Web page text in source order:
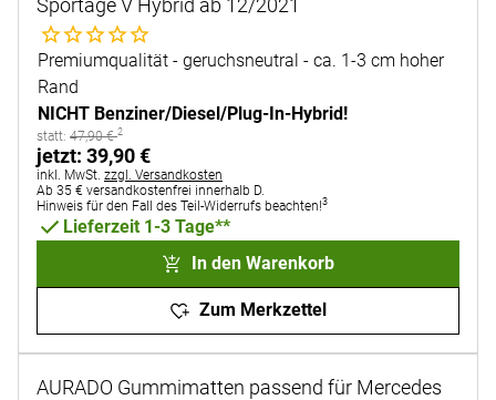
Sportage V Hybrid ab 12/2021
Noch keine Bewertungen abgegeben
Premiumqualität - geruchsneutral - ca. 1-3 cm hoher
Rand
NICHT Benziner/Diesel/Plug-In-Hybrid!
statt:
statt: 47,90€ 2
jetzt:
jetzt: 39,90€
Steuerhinweis:
inkl. MwSt. zzgl. Versandkosten
Ab 35 € versandkostenfrei innerhalb D.
Hinweis für den Fall des Teil-Widerrufs beachten!3
Lieferzeit 1-3 Tage**
In den Warenkorb
Zum Merkzettel
AURADO Gummimatten passend für Mercedes